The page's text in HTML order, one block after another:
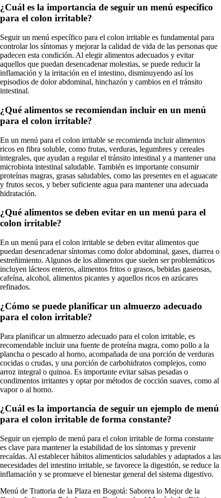
¿Cuál es la importancia de seguir un menú específico
para el colon irritable?
Seguir un menú específico para el colon irritable es fundamental para
controlar los síntomas y mejorar la calidad de vida de las personas que
padecen esta condición. Al elegir alimentos adecuados y evitar
aquellos que puedan desencadenar molestias, se puede reducir la
inflamación y la irritación en el intestino, disminuyendo así los
episodios de dolor abdominal, hinchazón y cambios en el tránsito
intestinal.
¿Qué alimentos se recomiendan incluir en un menú
para el colon irritable?
En un menú para el colon irritable se recomienda incluir alimentos
ricos en fibra soluble, como frutas, verduras, legumbres y cereales
integrales, que ayudan a regular el tránsito intestinal y a mantener una
microbiota intestinal saludable. También es importante consumir
proteínas magras, grasas saludables, como las presentes en el aguacate
y frutos secos, y beber suficiente agua para mantener una adecuada
hidratación.
¿Qué alimentos se deben evitar en un menú para el
colon irritable?
En un menú para el colon irritable se deben evitar alimentos que
puedan desencadenar síntomas como dolor abdominal, gases, diarrea o
estreñimiento. Algunos de los alimentos que suelen ser problemáticos
incluyen lácteos enteros, alimentos fritos o grasos, bebidas gaseosas,
cafeína, alcohol, alimentos picantes y aquellos ricos en azúcares
refinados.
¿Cómo se puede planificar un almuerzo adecuado
para el colon irritable?
Para planificar un almuerzo adecuado para el colon irritable, es
recomendable incluir una fuente de proteína magra, como pollo a la
plancha o pescado al horno, acompañada de una porción de verduras
cocidas o crudas, y una porción de carbohidratos complejos, como
arroz integral o quinoa. Es importante evitar salsas pesadas o
condimentos irritantes y optar por métodos de cocción suaves, como al
vapor o al horno.
¿Cuál es la importancia de seguir un ejemplo de menú
para el colon irritable de forma constante?
Seguir un ejemplo de menú para el colon irritable de forma constante
es clave para mantener la estabilidad de los síntomas y prevenir
recaídas. Al establecer hábitos alimenticios saludables y adaptados a las
necesidades del intestino irritable, se favorece la digestión, se reduce la
inflamación y se promueve el bienestar general del sistema digestivo.
Menú de Trattoria de la Plaza en Bogotá: Saborea lo Mejor de la